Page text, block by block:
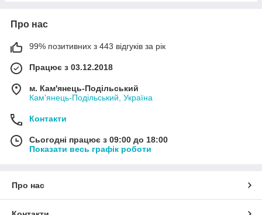
Про нас
99% позитивних з 443 відгуків за рік
Працює з 03.12.2018
м. Кам'янець-Подільський
Кам'янець-Подільський, Україна
Контакти
Сьогодні працює з 09:00 до 18:00
Показати весь графік роботи
Про нас